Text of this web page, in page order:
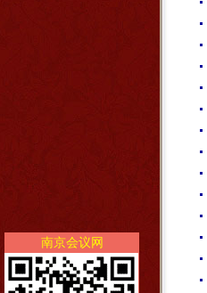
南京会议网